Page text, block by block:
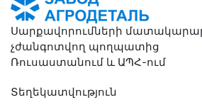
Սարքավորումների
չժանգոտվող պողպատից
Ռուսաստանում և ԱՊՀ-ում
Տեղեկատվություն